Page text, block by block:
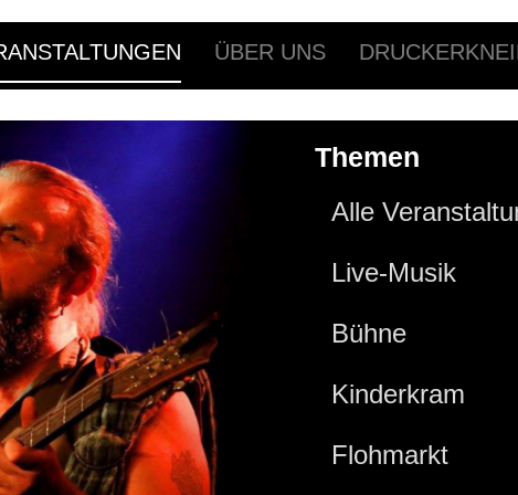
ÜBER UNS
Themen
Alle
Live-Musik
Bühne
Kinderkram
Flohmarkt